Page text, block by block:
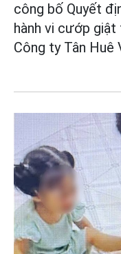
công bố Quyết
hành vi cướp giật
Công ty Tân Huê